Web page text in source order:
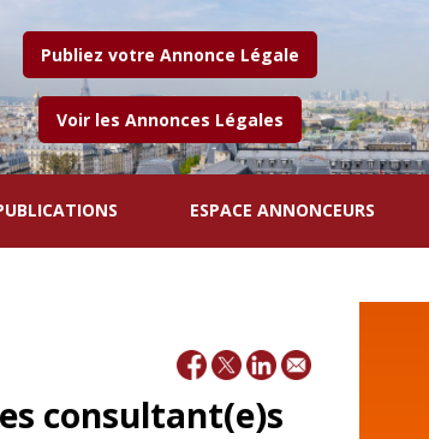
Publiez votre Annonce Légale
Voir les Annonces Légales
ESPACE ANNONCEURS
consultant(e)s